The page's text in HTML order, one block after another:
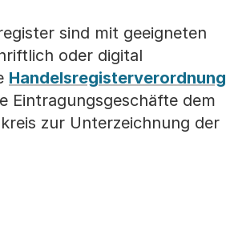
sind mit geeigneten
oder digital
Handelsregisterverordnung
Eintragungsgeschäfte dem
zur Unterzeichnung der